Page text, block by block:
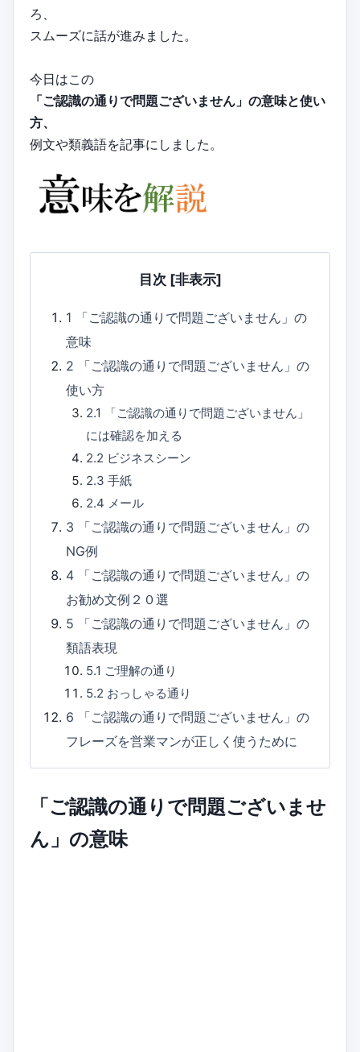
ろ、
スムーズに話が進みました。
今日はこの
「ご認識の通りで問題ございません」の意味と使い
方、
例文や類義語を記事にしました。
目次 [非表示]
1
「ご認識の通りで問題ございません」の
意味
2
「ご認識の通りで問題ございません」の
使い方
2.1
「ご認識の通りで問題ございません」
には確認を加える
2.2 ビジネスシーン
2.3 手紙
2.4 メール
3
「ご認識の通りで問題ございません」の
NG例
4
「ご認識の通りで問題ございません」の
お勧め文例２０選
5
「ご認識の通りで問題ございません」の
類語表現
5.1 ご理解の通り
5.2 おっしゃる通り
6
「ご認識の通りで問題ございません」の
フレーズを営業マンが正しく使うために
「ご認識の通りで問題ございませ
ん」の意味